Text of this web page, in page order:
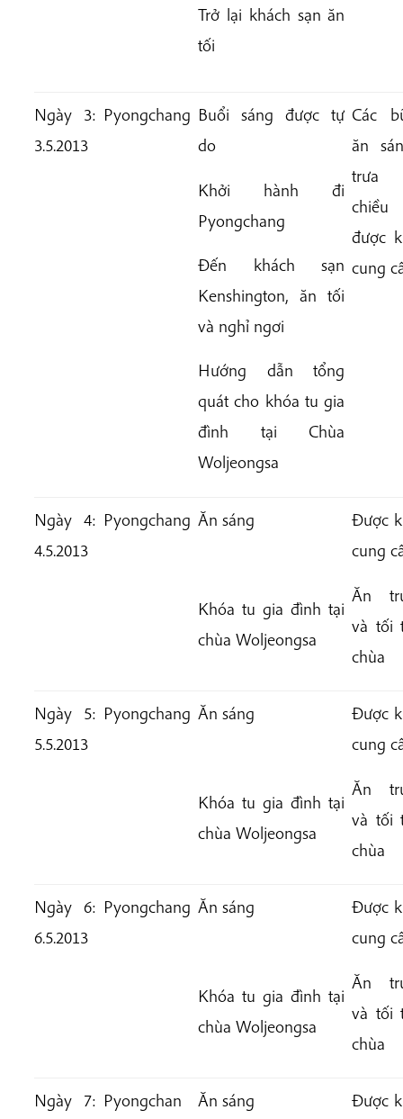
Trở lại khách sạn ăn
tối
Ngày 3:
3.5.2013
Pyongchang Buổi sáng được tự
do
Khởi hành đi
Pyongchang
Đến khách sạn
Kenshington, ăn tối
và nghỉ ngơi
Hướng dẫn tổng
quát cho khóa tu gia
đình tại Chùa
Woljeongsa
Các
ăn
trưa
chiều
được
cung
Ngày 4:
4.5.2013
Pyongchang Ăn sáng
Khóa tu gia đình tại
chùa Woljeongsa
Được
cung
Ăn
và tối
chùa
Ngày 5:
5.5.2013
Pyongchang Ăn sáng
Khóa tu gia đình tại
chùa Woljeongsa
Được
cung
Ăn
và tối
chùa
Ngày 6:
6.5.2013
Pyongchang Ăn sáng
Khóa tu gia đình tại
chùa Woljeongsa
Được
cung
Ăn
và tối
chùa
Ngày 7: Pyongchan Ăn sáng
Được